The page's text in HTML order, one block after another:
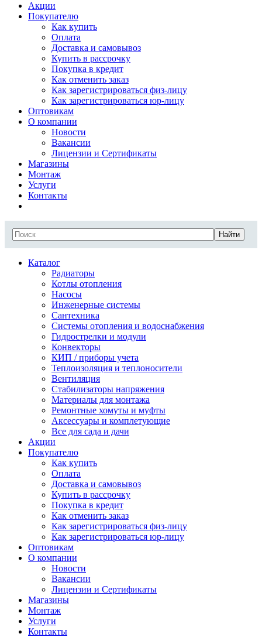
Акции
Покупателю
Как купить
Оплата
Доставка и самовывоз
Купить в рассрочку
Покупка в кредит
Как отменить заказ
Как зарегистрироваться физ-лицу
Как зарегистрироваться юр-лицу
Оптовикам
О компании
Новости
Вакансии
Лицензии и Сертификаты
Магазины
Монтаж
Услуги
Контакты
Найти
Каталог
Радиаторы
Котлы отопления
Насосы
Инженерные системы
Сантехника
Системы отопления и водоснабжения
Гидрострелки и модули
Конвекторы
КИП / приборы учета
Теплоизоляция и теплоносители
Вентиляция
Стабилизаторы напряжения
Материалы для монтажа
Ремонтные хомуты и муфты
Аксессуары и комплетующие
Все для сада и дачи
Акции
Покупателю
Как купить
Оплата
Доставка и самовывоз
Купить в рассрочку
Покупка в кредит
Как отменить заказ
Как зарегистрироваться физ-лицу
Как зарегистрироваться юр-лицу
Оптовикам
О компании
Новости
Вакансии
Лицензии и Сертификаты
Магазины
Монтаж
Услуги
Контакты